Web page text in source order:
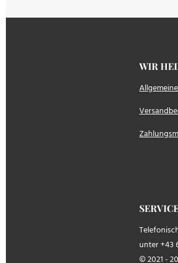
WIR
unter +43
© 2021 -